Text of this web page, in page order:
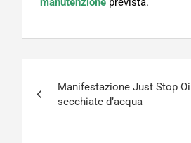
articoli
Manifestazione Just Stop
secchiate d’acqua